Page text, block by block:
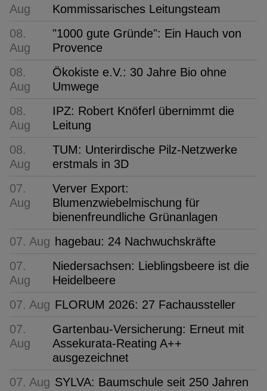
Aug
Kommissarisches Leitungsteam
08.
Aug
"1000 gute Gründe": Ein Hauch von
Provence
08.
Aug
Ökokiste e.V.: 30 Jahre Bio ohne
Umwege
08.
Aug
IPZ: Robert Knöferl übernimmt die
Leitung
08.
Aug
TUM: Unterirdische Pilz-Netzwerke
erstmals in 3D
07.
Aug
Verver Export:
Blumenzwiebelmischung für
bienenfreundliche Grünanlagen
07. Aug hagebau: 24 Nachwuchskräfte
07.
Aug
Niedersachsen: Lieblingsbeere ist die
Heidelbeere
07. Aug FLORUM 2026: 27 Fachaussteller
07.
Aug
Gartenbau-Versicherung: Erneut mit
Assekurata-Reating A++
ausgezeichnet
07. Aug SYLVA: Baumschule seit 250 Jahren